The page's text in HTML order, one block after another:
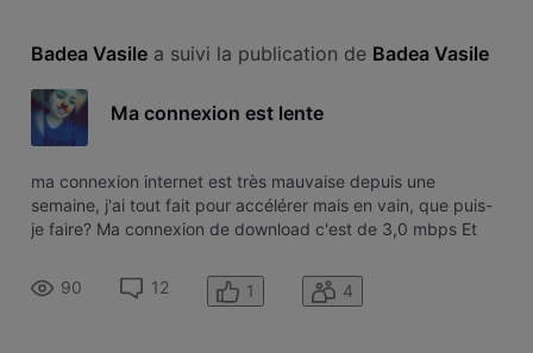
Badea Vasile a suivi la publication de Badea Vasile
Ma connexion est lente
ma connexion internet est très mauvaise depuis une
semaine, j'ai tout fait pour accélérer mais en vain, que puis-
je faire? Ma connexion de download c'est de 3,0 mbps Et
90
12 1 4